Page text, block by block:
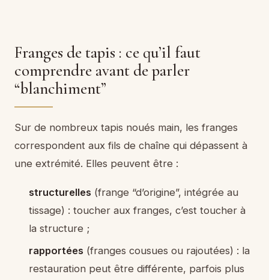
Franges de tapis : ce qu’il faut
comprendre avant de parler
“blanchiment”
Sur de nombreux tapis noués main, les franges
correspondent aux fils de chaîne qui dépassent à
une extrémité. Elles peuvent être :
structurelles (frange “d’origine”, intégrée au
tissage) : toucher aux franges, c’est toucher à
la structure ;
rapportées (franges cousues ou rajoutées) : la
restauration peut être différente, parfois plus